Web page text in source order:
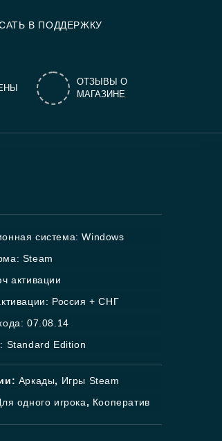
В ПОДДЕРЖКУ
ОТЗЫВЫ О
МАГАЗИНЕ
система: Windows
Steam
активации
Россия + СНГ
07.08.14
Standard Edition
Аркады, Игры Steam
одного игрока, Кооператив